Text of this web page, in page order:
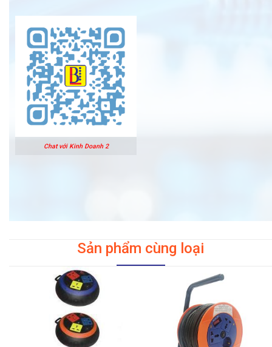
Chat với Kinh Doanh 2
Sản phẩm cùng loại